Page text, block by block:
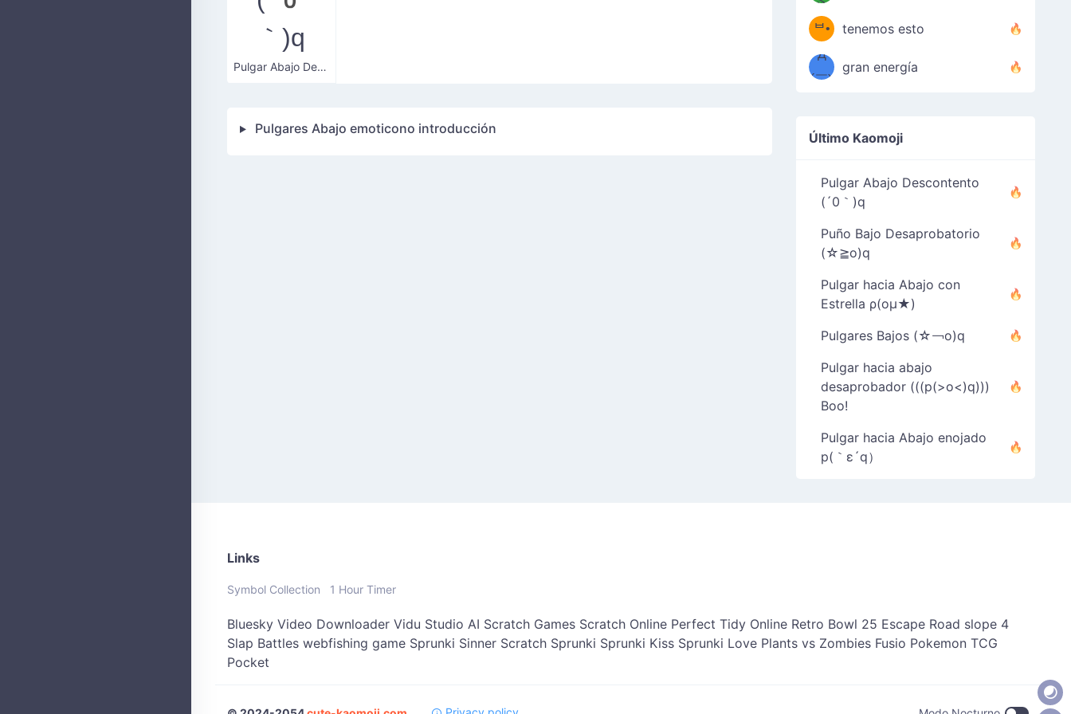
｀)q
Pulgar Abajo Descontento
Pulgares Abajo emoticono introducción
ᄇ•
́)ﻭ✧
tenemos esto
(￣`
Д
´￣)
gran energía
Último Kaomoji
Pulgar Abajo Descontento
(´0｀)q
Puño Bajo Desaprobatorio
(☆≧o)q
Pulgar hacia Abajo con
Estrella ρ(oμ★)
Pulgares Bajos (☆￢o)q
Pulgar hacia abajo
desaprobador (((p(>o<)q)))
Boo!
Pulgar hacia Abajo enojado
p(｀ε´q）
Links
Symbol Collection 1 Hour Timer
Bluesky Video Downloader Vidu Studio AI Scratch Games Scratch Online Perfect Tidy Online Retro Bowl 25 Escape Road slope 4
Slap Battles webfishing game Sprunki Sinner Scratch Sprunki Sprunki Kiss Sprunki Love Plants vs Zombies Fusio Pokemon TCG
Pocket